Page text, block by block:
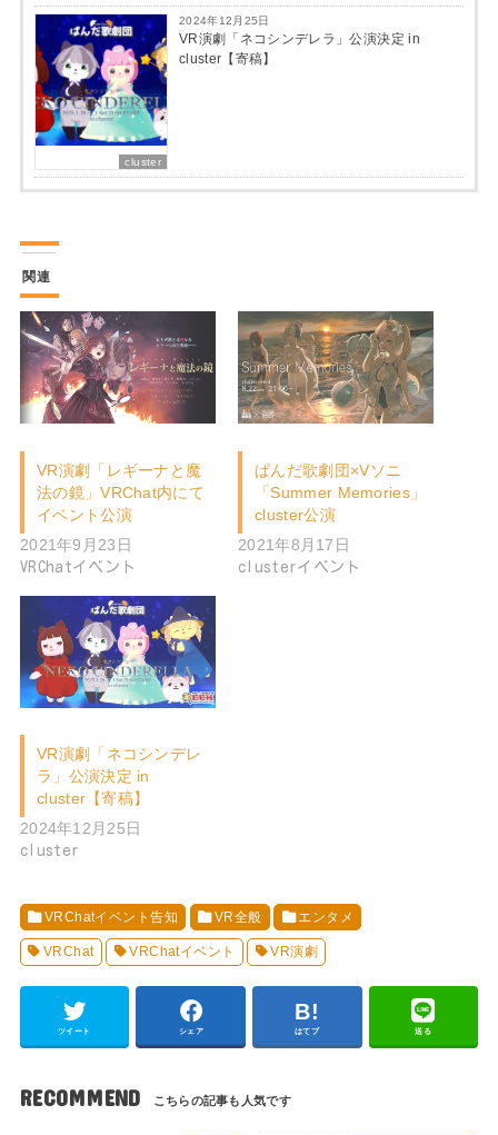
cluster
2024年12月25日
VR演劇「ネコシンデレラ」公演決定 in
cluster【寄稿】
関連
VR演劇「レギーナと魔
法の鏡」VRChat内にて
イベント公演
2021年9月23日
VRChatイベント
ぱんだ歌劇団×Vソニ
「Summer Memories」
cluster公演
2021年8月17日
clusterイベント
VR演劇「ネコシンデレ
ラ」公演決定 in
cluster【寄稿】
2024年12月25日
cluster
VRChatイベント告知 VR全般 エンタメ
VRChat VRChatイベント VR演劇
ツイート シェア はてブ 送る
RECOMMEND